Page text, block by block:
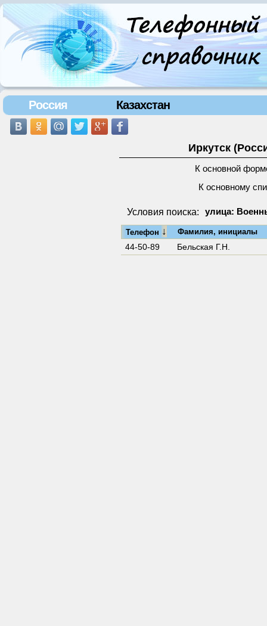
Россия Казахстан
Иркутск
К основной
К основному
Условия поиска: улица:
Телефон ↓ Фамилия, инициалы
44-50-89 Бельская Г.Н.